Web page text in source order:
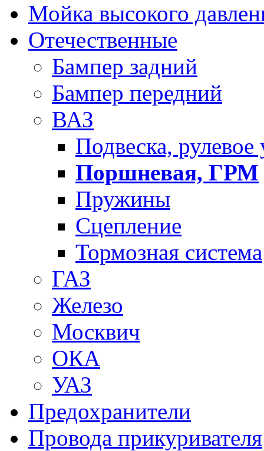
Мойка высокого
Отечественные
Бампер задний
Бампер передний
ВАЗ
Подвеска, рулевое
Поршневая, ГРМ
Пружины
Сцепление
Тормозная система
ГАЗ
Железо
Москвич
ОКА
УАЗ
Предохранители
Провода прикуривателя